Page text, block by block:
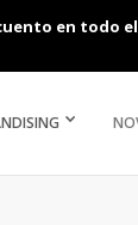
en todo